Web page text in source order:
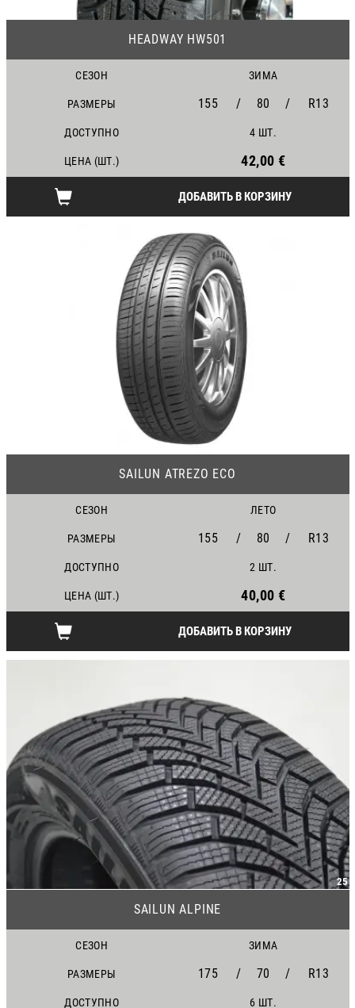
HEADWAY HW501
СЕЗОН ЗИМА
РАЗМЕРЫ 155 / 80 / R13
ДОСТУПНО 4 ШТ.
ЦЕНА (ШТ.) 42,00 €
ДОБАВИТЬ В КОРЗИНУ
SAILUN ATREZO ECO
СЕЗОН ЛЕТО
РАЗМЕРЫ 155 / 80 / R13
ДОСТУПНО 2 ШТ.
ЦЕНА (ШТ.) 40,00 €
ДОБАВИТЬ В КОРЗИНУ
25
SAILUN ALPINE
СЕЗОН ЗИМА
РАЗМЕРЫ 175 / 70 / R13
ДОСТУПНО 6 ШТ.